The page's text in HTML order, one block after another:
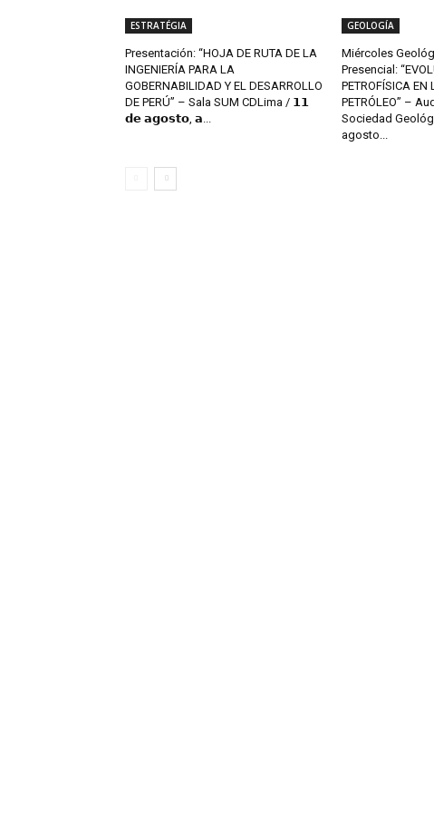
ESTRATÉGIA
Presentación: “HOJA DE RUTA DE LA
INGENIERÍA PARA LA
GOBERNABILIDAD Y EL DESARROLLO
DE PERÚ” – Sala SUM CDLima / 𝟭𝟭
𝗱𝗲 𝗮𝗴𝗼𝘀𝘁𝗼, 𝗮...
GEOLOGÍA
Miércoles
Presencial:
PETROFÍSICA
PETRÓLEO” –
Sociedad
agosto...